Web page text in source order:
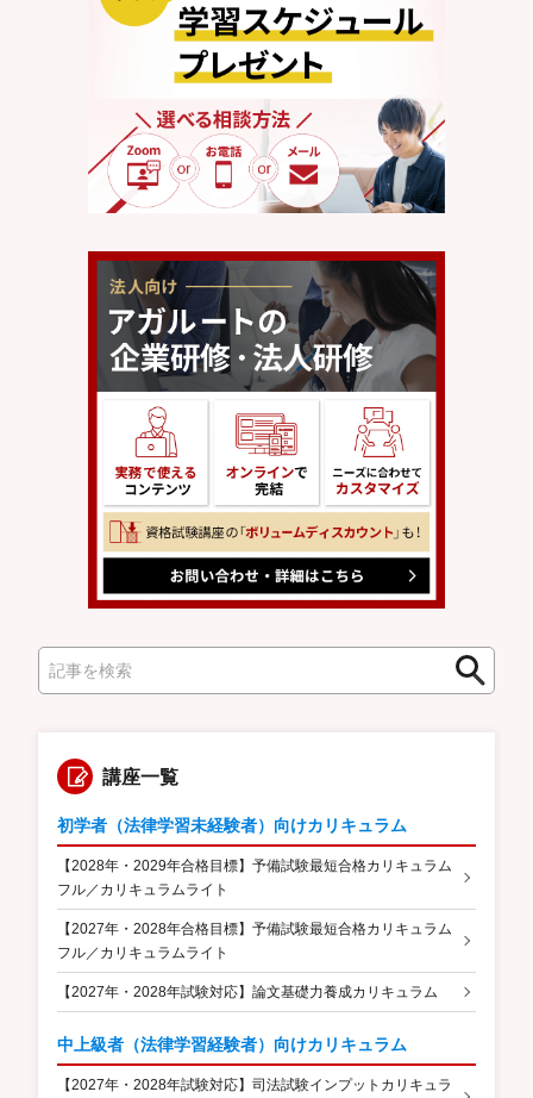
索
検
講座一覧
初学者（法律学習未経験者）向けカリキュラム
【2028年・2029年合格目標】予備試験最短合格カリキュラム
フル／カリキュラムライト
【2027年・2028年合格目標】予備試験最短合格カリキュラム
フル／カリキュラムライト
【2027年・2028年試験対応】論文基礎力養成カリキュラム
中上級者（法律学習経験者）向けカリキュラム
【2027年・2028年試験対応】司法試験インプットカリキュラ